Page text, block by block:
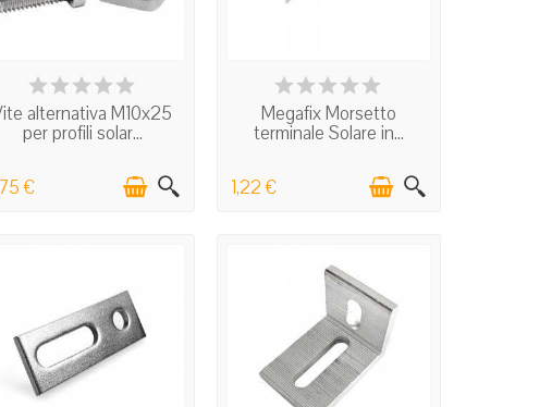
IN STOCK
alternativa M10x25
per profili solar...
€
IN STOCK
Megafix Morsetto
terminale Solare in...
1,22 €